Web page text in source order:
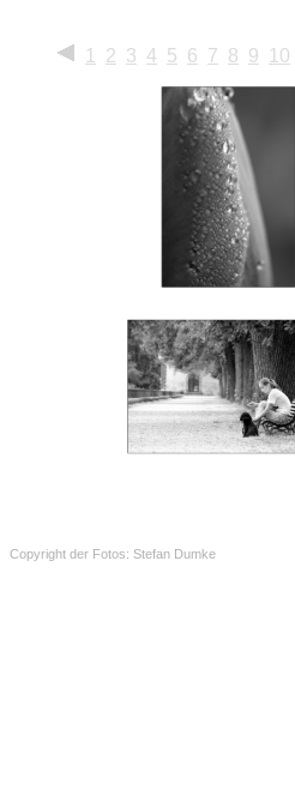
1 2 3 4 5 6 7 8 9 10
Copyright der Fotos: Stefan Dumke